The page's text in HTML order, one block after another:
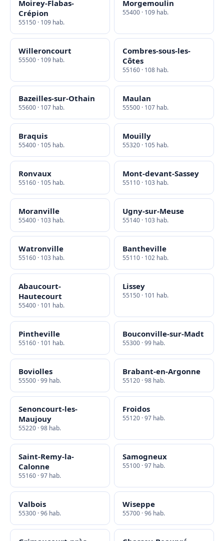
Moirey-Flabas-
Crépion
55150 · 109 hab.
Morgemoulin
55400 · 109 hab.
Willeroncourt
55500 · 109 hab.
Combres-sous-les-
Côtes
55160 · 108 hab.
Bazeilles-sur-Othain
55600 · 107 hab.
Maulan
55500 · 107 hab.
Braquis
55400 · 105 hab.
Mouilly
55320 · 105 hab.
Ronvaux
55160 · 105 hab.
Mont-devant-Sassey
55110 · 103 hab.
Moranville
55400 · 103 hab.
Ugny-sur-Meuse
55140 · 103 hab.
Watronville
55160 · 103 hab.
Bantheville
55110 · 102 hab.
Abaucourt-
Hautecourt
55400 · 101 hab.
Lissey
55150 · 101 hab.
Pintheville
55160 · 101 hab.
Bouconville-sur-Madt
55300 · 99 hab.
Boviolles
55500 · 99 hab.
Brabant-en-Argonne
55120 · 98 hab.
Senoncourt-les-
Maujouy
55220 · 98 hab.
Froidos
55120 · 97 hab.
Saint-Remy-la-
Calonne
55160 · 97 hab.
Samogneux
55100 · 97 hab.
Valbois
55300 · 96 hab.
Wiseppe
55700 · 96 hab.